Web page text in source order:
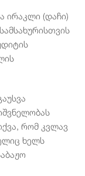
ირაკლი (დაჩი)
რომ კვლავ
ხელს